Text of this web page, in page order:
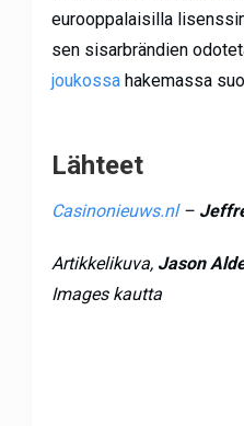
eurooppalaisilla
sen sisarbrändien
joukossahakemassa
Lähteet
Casinonieuws.nl–
Artikkelikuva, Jason
Images kautta